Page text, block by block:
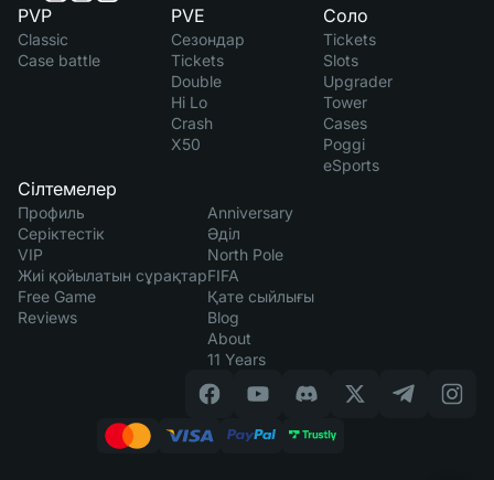
PVP
Classic
Case battle
PVE
Сезондар
Tickets
Double
Hi Lo
Crash
X50
Соло
Tickets
Slots
Upgrader
Tower
Cases
Poggi
eSports
Сілтемелер
Профиль
Серіктестік
VIP
Жиі қойылатын сұрақтар
Free Game
Reviews
Anniversary
Әділ
North Pole
FIFA
Қате сыйлығы
Blog
About
11 Years